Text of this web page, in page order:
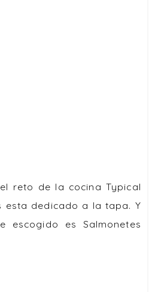
reto de la cocina Typical
esta dedicado a la tapa. Y
es Salmonetes